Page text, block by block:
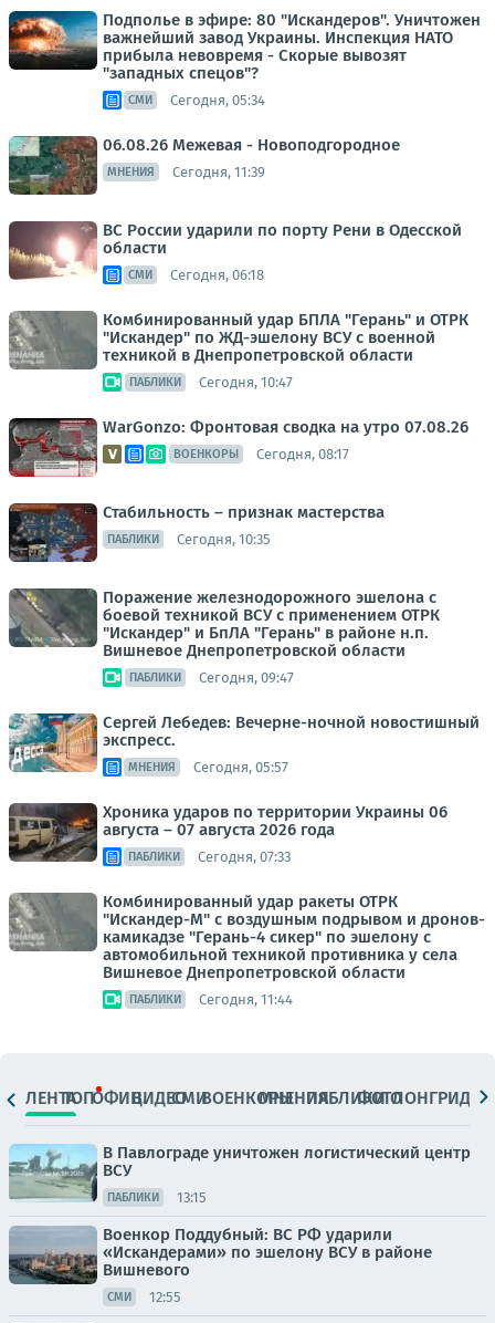
Подполье в эфире: 80 "Искандеров". Уничтожен
важнейший завод Украины. Инспекция НАТО
прибыла невовремя - Скорые вывозят
"западных спецов"?
СМИ Сегодня, 05:34
06.08.26 Межевая - Новоподгородное
МНЕНИЯ Сегодня, 11:39
ВС России ударили по порту Рени в Одесской
области
СМИ Сегодня, 06:18
Комбинированный удар БПЛА "Герань" и ОТРК
"Искандер" по ЖД-эшелону ВСУ с военной
техникой в Днепропетровской области
ПАБЛИКИ Сегодня, 10:47
WarGonzo: Фронтовая сводка на утро 07.08.26
ВОЕНКОРЫ Сегодня, 08:17
Стабильность – признак мастерства
ПАБЛИКИ Сегодня, 10:35
Поражение железнодорожного эшелона с
боевой техникой ВСУ с применением ОТРК
"Искандер" и БпЛА "Герань" в районе н.п.
Вишневое Днепропетровской области
ПАБЛИКИ Сегодня, 09:47
Сергей Лебедев: Вечерне-ночной новостишный
экспресс.
МНЕНИЯ Сегодня, 05:57
Хроника ударов по территории Украины 06
августа – 07 августа 2026 года
ПАБЛИКИ Сегодня, 07:33
Комбинированный удар ракеты ОТРК
"Искандер-М" с воздушным подрывом и дронов-
камикадзе "Герань-4 сикер" по эшелону с
автомобильной техникой противника у села
Вишневое Днепропетровской области
ПАБЛИКИ Сегодня, 11:44
ЛЕНТАТОПОФИЦ.ВИДЕОСМИВОЕНКОРЫМНЕНИЯПАБЛИКИ
ФОТОЛОНГРИДЫ
В Павлограде уничтожен логистический центр
ВСУ
ПАБЛИКИ 13:15
Военкор Поддубный: ВС РФ ударили
«Искандерами» по эшелону ВСУ в районе
Вишневого
СМИ 12:55